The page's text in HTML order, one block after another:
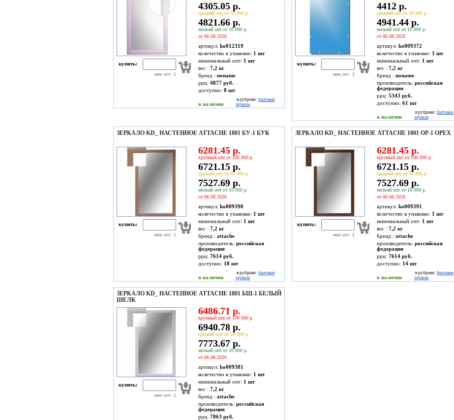
купить:
мин опт: 1
4305.05 р.
средний опт от 50 000 р.
4821.66 р.
мелкий опт от 10 000 р.
от 06.08.2026
артикул: ko012319
количество в упаковке: 1 шт
минимальный опт: 1 шт
вес : 7,2 кг
бренд : noname
ррц: 4877 руб.
доступно: 8 шт
в наличии
в рубрике: бытовые
зеркала
купить:
мин опт: 1
4412 р.
средний опт от 50 000 р.
4941.44 р.
мелкий опт от 10 000 р.
от 06.08.2026
артикул: ko009372
количество в упаковке: 1 шт
минимальный опт: 1 шт
вес : 7,2 кг
бренд : noname
производитель: российская
федерация
ррц: 5343 руб.
доступно: 61 шт
в наличии
в рубрике: бытовые
зеркала
ЗЕРКАЛО KD_ НАСТЕННОЕ ATTACHE 1801 БУ-1 БУК
купить:
мин опт: 1
6281.45 р.
крупный опт от 100 000 р.
6721.15 р.
средний опт от 50 000 р.
7527.69 р.
мелкий опт от 10 000 р.
от 06.08.2026
артикул: ko009390
количество в упаковке: 1 шт
минимальный опт: 1 шт
вес : 7,2 кг
бренд : attache
производитель: российская
федерация
ррц: 7614 руб.
доступно: 18 шт
в наличии
в рубрике: бытовые
зеркала
ЗЕРКАЛО KD_ НАСТЕННОЕ ATTACHE 1801 ОР-1 ОРЕХ
купить:
мин опт: 1
6281.45 р.
крупный опт от 100 000 р.
6721.15 р.
средний опт от 50 000 р.
7527.69 р.
мелкий опт от 10 000 р.
от 06.08.2026
артикул: ko009391
количество в упаковке: 1 шт
минимальный опт: 1 шт
вес : 7,2 кг
бренд : attache
производитель: российская
федерация
ррц: 7614 руб.
доступно: 14 шт
в наличии
в рубрике: бытовые
зеркала
ЗЕРКАЛО KD_ НАСТЕННОЕ ATTACHE 1801 БШ-1 БЕЛЫЙ
ШЕЛК
купить:
мин опт: 1
6486.71 р.
крупный опт от 100 000 р.
6940.78 р.
средний опт от 50 000 р.
7773.67 р.
мелкий опт от 10 000 р.
от 06.08.2026
артикул: ko009381
количество в упаковке: 1 шт
минимальный опт: 1 шт
вес : 7,2 кг
бренд : attache
производитель: российская
федерация
ррц: 7863 руб.